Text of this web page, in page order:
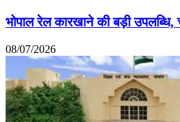
भोपाल रेल कारखाने की बड़ी उपलब्धि,
08/07/2026